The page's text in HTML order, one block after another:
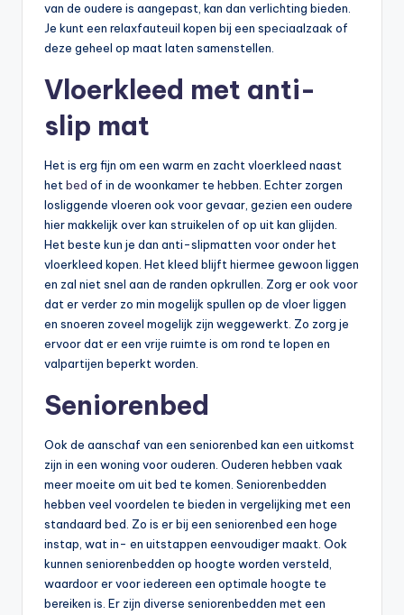
van de oudere is aangepast, kan dan verlichting bieden.
Je kunt een relaxfauteuil kopen bij een speciaalzaak of
deze geheel op maat laten samenstellen.
Vloerkleed met anti-
slip mat
Het is erg fijn om een warm en zacht vloerkleed naast
hetbed of in de woonkamer te hebben. Echter zorgen
losliggende vloeren ook voor gevaar, gezien een oudere
hier makkelijk over kan struikelen of op uit kan glijden.
Het beste kun je dan anti-slipmatten voor onder het
vloerkleed kopen. Het kleed blijft hiermee gewoon liggen
en zal niet snel aan de randen opkrullen. Zorg er ook voor
dat er verder zo min mogelijk spullen op de vloer liggen
en snoeren zoveel mogelijk zijn weggewerkt. Zo zorg je
ervoor dat er een vrije ruimte is om rond te lopen en
valpartijen beperkt worden.
Seniorenbed
Ook de aanschaf van een seniorenbed kan een uitkomst
zijn in een woning voor ouderen. Ouderen hebben vaak
meer moeite om uit bed te komen. Seniorenbedden
hebben veel voordelen te bieden in vergelijking met een
standaard bed. Zo is er bij een seniorenbed een hoge
instap, wat in- en uitstappen eenvoudiger maakt. Ook
kunnen seniorenbedden op hoogte worden versteld,
waardoor er voor iedereen een optimale hoogte te
bereiken is. Er zijn diverse seniorenbedden met een